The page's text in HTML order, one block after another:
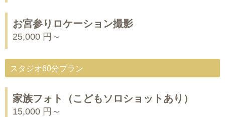
お宮参りロケーション撮影
25,000 円～
スタジオ60分プラン
家族フォト（こどもソロショットあり）
15,000 円～